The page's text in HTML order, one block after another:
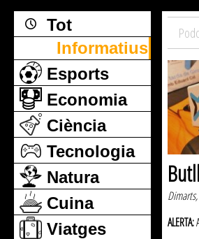
Tot
Informatius
Esports
Economia
Ciència
Tecnologia
Natura
Cuina
Viatges
ALERTA: